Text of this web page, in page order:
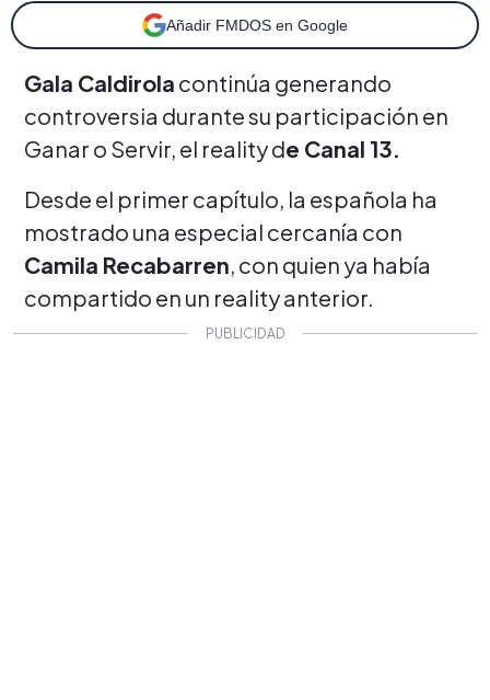
Añadir FMDOS en Google
Gala Caldirola continúa generando
controversia durante su participación en
Ganar o Servir, el reality de Canal 13.
Desde el primer capítulo, la española ha
mostrado una especial cercanía con
Camila Recabarren, con quien ya había
compartido en un reality anterior.